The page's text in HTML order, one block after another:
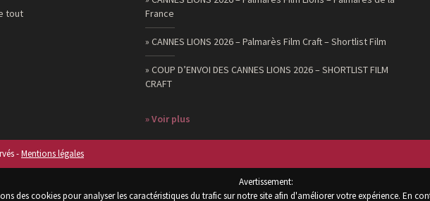
tout
France
» CANNES LIONS 2026 – Palmarès Film Craft – Shortlist Film
» COUP D’ENVOI DES CANNES LIONS 2026 – SHORTLIST FILM
CRAFT
» Voir plus
-Mentions légales
Avertissement:
des cookies pour analyser les caractéristiques du trafic sur notre site afin d'améliorer votre expérience. En